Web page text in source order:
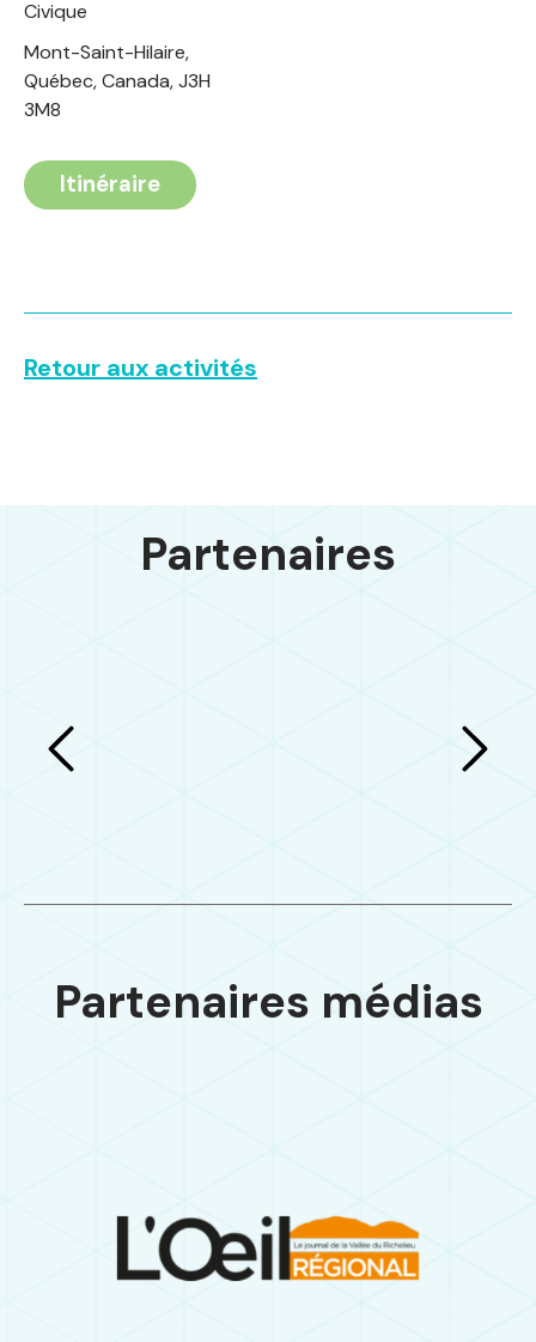
Civique
Mont-Saint-Hilaire,
Québec, Canada, J3H
3M8
Itinéraire
Retour aux activités
Partenaires
Partenaires médias